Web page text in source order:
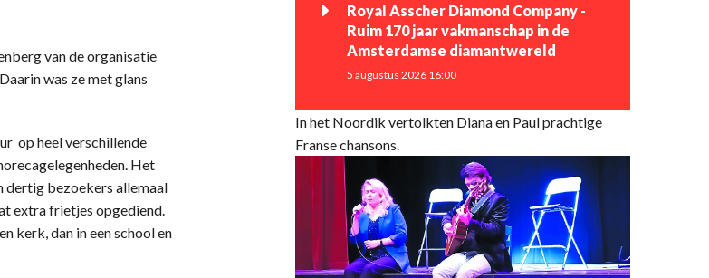
van de organisatie
was ze met glans
op heel verschillende
Het
dertig bezoekers allemaal
extra frietjes opgediend.
kerk, dan in een school en
Royal Asscher Diamond Company -
Ruim 170 jaar vakmanschap in de
Amsterdamse diamantwereld
5 augustus 2026 16:00
In het Noordik vertolkten Diana en Paul prachtige
Franse chansons.